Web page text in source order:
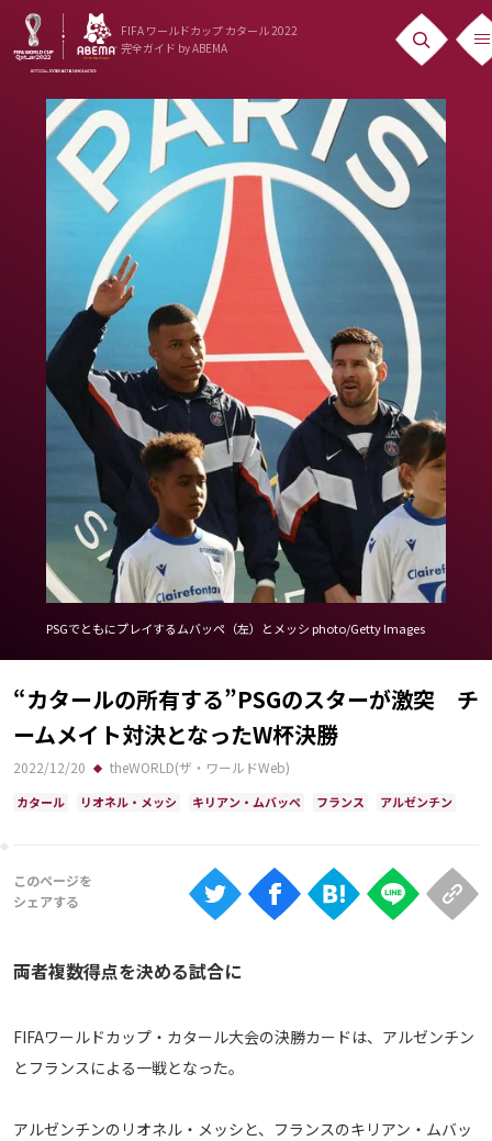
FIFA ワールドカップ カタール 2022
完全ガイド by ABEMA
ニュース
News
出場国
日本代表
Team Japan
日程・結果
Schedule
ランキング
Ranking
大会について
About
ABEMAの視聴について
PSGでともにプレイするムバッペ（左）とメッシ photo/Getty Images
“カタールの所有する”PSGのスターが激突 チ
ームメイト対決となったW杯決勝
2022/12/20 theWORLD(ザ・ワールドWeb)
カタール リオネル・メッシ キリアン・ムバッペ フランス アルゼンチン
両者複数得点を決める試合に
FIFAワールドカップ・カタール大会の決勝カードは、アルゼンチン
とフランスによる一戦となった。
アルゼンチンのリオネル・メッシと、フランスのキリアン・ムバッ